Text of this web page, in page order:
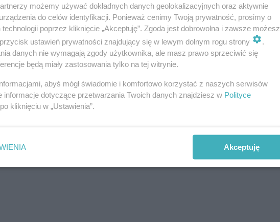
wyborach samorządowych.
nikt nie wątpi w to, że ten komitet ma szanse na
strony hipokryzją, gdybym powiedział, że jeszcze się
możemy używać dokładnych danych geolokalizacyjnych oraz aktywnie
do celów identyfikacji. Ponieważ cenimy Twoją prywatność, prosimy o
poprzez kliknięcie „Akceptuję”. Zgoda jest dobrowolna i zawsze możesz
ustawień prywatności znajdujący się w lewym dolnym rogu strony
.
danych nie wymagają zgody użytkownika, ale masz prawo sprzeciwić się
będą miały zastosowania tylko na tej witrynie.
abyś mógł świadomie i komfortowo korzystać z naszych serwisów
informacje dotyczące przetwarzania Twoich danych znajdziesz w Polityce
kliknięciu w „Ustawienia”.
Akceptuję